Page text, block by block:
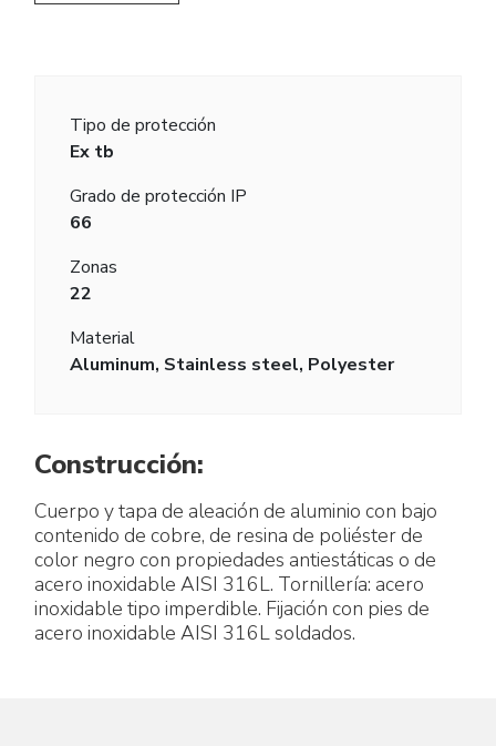
Tipo de protección
Ex tb
Grado de protección IP
66
Zonas
22
Material
Aluminum, Stainless steel, Polyester
Construcción:
Cuerpo y tapa de aleación de aluminio con bajo
contenido de cobre, de resina de poliéster de
color negro con propiedades antiestáticas o de
acero inoxidable AISI 316L. Tornillería: acero
inoxidable tipo imperdible. Fijación con pies de
acero inoxidable AISI 316L soldados.